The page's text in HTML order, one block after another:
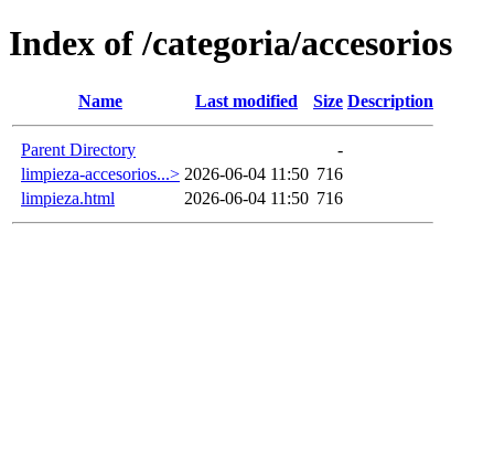
Index of /categoria/accesorios
Name Last modified Size Description
Parent Directory
-
limpieza-accesorios...> 2026-06-04 11:50 716
limpieza.html
2026-06-04 11:50 716